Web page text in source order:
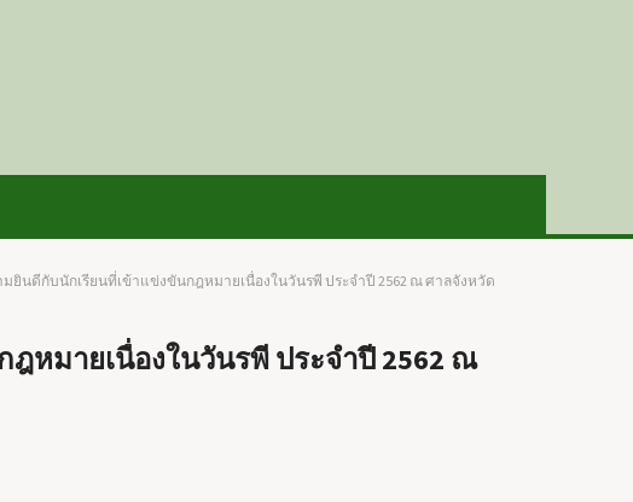
ยินดีกับนักเรียนที่เข้าแข่งขันกฎหมายเนื่องในวันรพี ประจำปี 2562 ณ ศาลจังหวัด
หมายเนื่องในวันรพี ประจำปี 2562 ณ